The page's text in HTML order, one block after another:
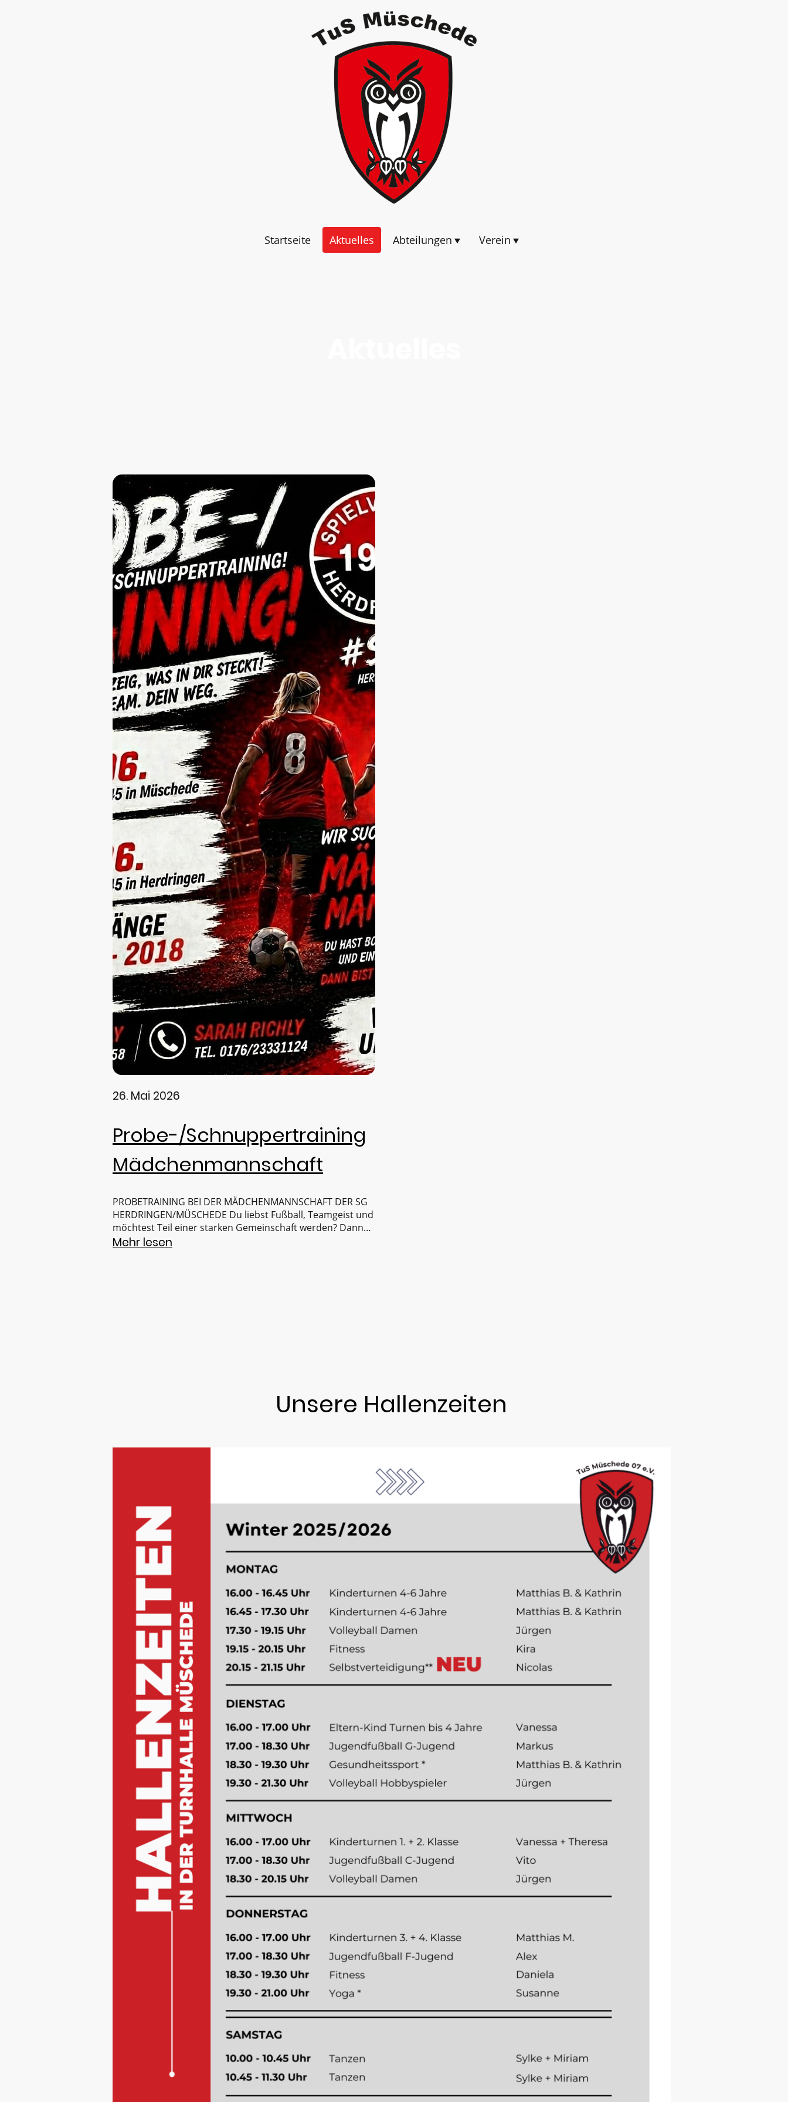
Startseite Aktuelles Abteilungen Verein
26. Mai 2026
Probe-/Schnuppertraining
Mädchenmannschaft
PROBETRAINING BEI DER MÄDCHENMANNSCHAFT DER SG
HERDRINGEN/MÜSCHEDE Du liebst Fußball, Teamgeist und
möchtest Teil einer starken Gemeinschaft werden? Dann
komm zu unserem Probe- & Schnuppertraining! 📅
Mehr lesen
Unsere Hallenzeiten